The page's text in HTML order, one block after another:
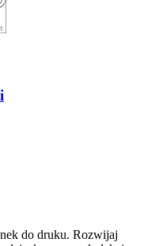
do druku. Rozwijaj